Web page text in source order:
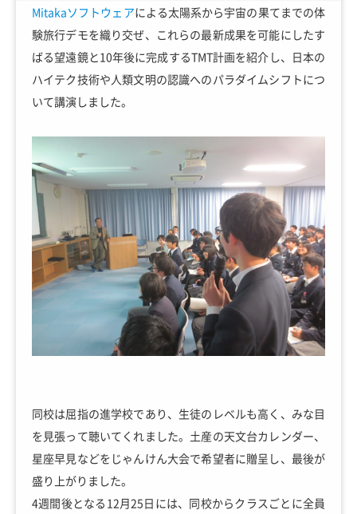
Mitakaソフトウェアによる太陽系から宇宙の果てまでの体
験旅行デモを織り交ぜ、これらの最新成果を可能にしたす
ばる望遠鏡と10年後に完成するTMT計画を紹介し、日本の
ハイテク技術や人類文明の認識へのパラダイムシフトにつ
いて講演しました。
同校は屈指の進学校であり、生徒のレベルも高く、みな目
を見張って聴いてくれました。土産の天文台カレンダー、
星座早見などをじゃんけん大会で希望者に贈呈し、最後が
盛り上がりました。
4週間後となる12月25日には、同校からクラスごとに全員